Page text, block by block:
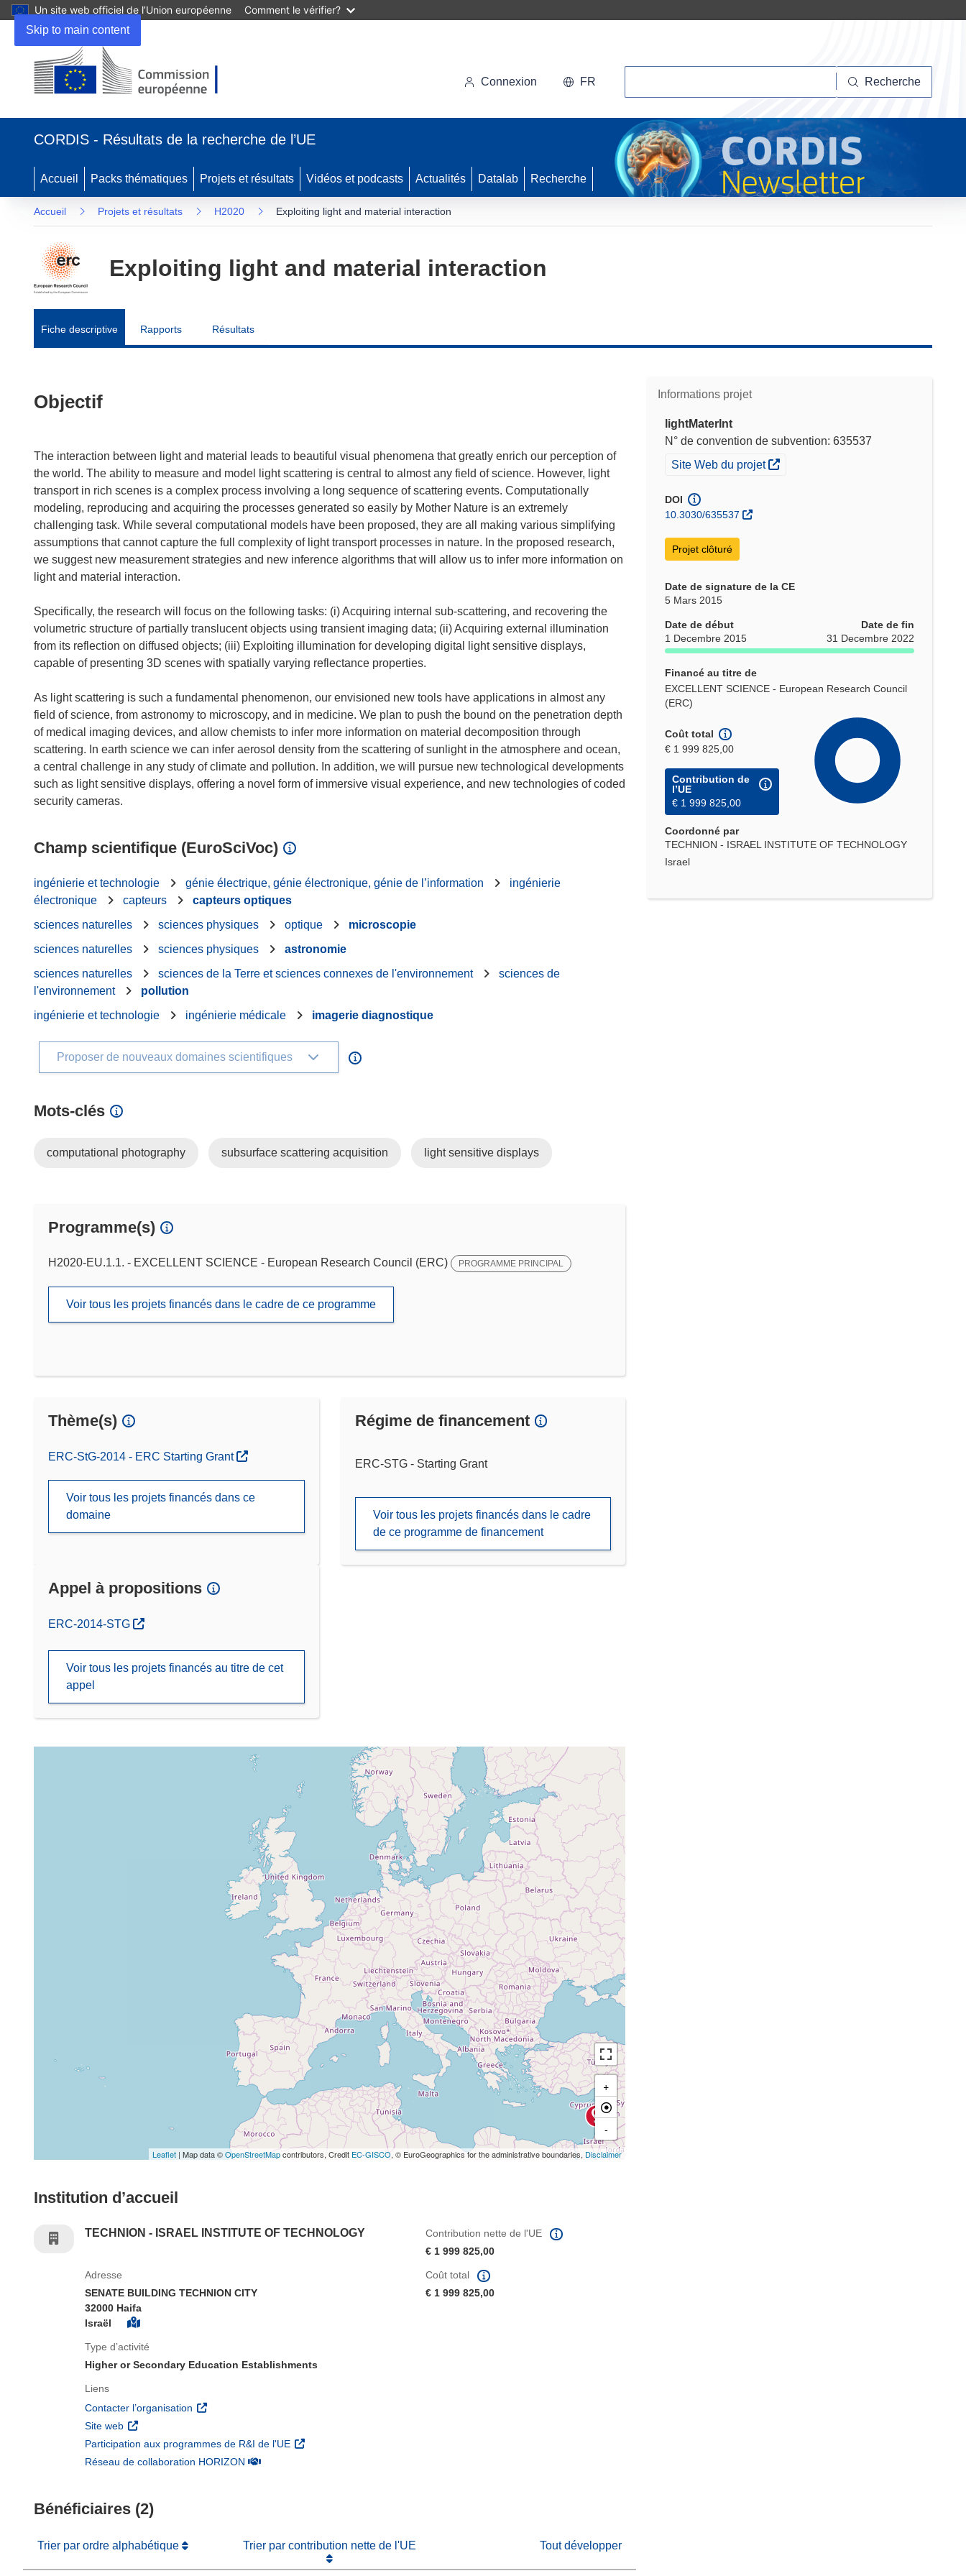
Skip to main content
Un site web officiel de l’Union européenne Comment le vérifier?
Connexion FR Recherche
CORDIS - Résultats de la recherche de l’UE
Accueil Packs thématiques Projets et résultats Vidéos et podcasts Actualités Datalab Recherche
Accueil Projets et résultats H2020 Exploiting light and material interaction
Exploiting light and material interaction
Fiche descriptive Rapports Résultats
Informations projet
lightMaterInt
N° de convention de subvention: 635537
(s’ouvre dans une nouvelle fenêtre)
Site Web du projet
DOI
10.3030/635537
Projet clôturé
Date de signature de la CE
5 Mars 2015
Date de début
1 Decembre 2015
Date de fin
31 Decembre 2022
Financé au titre de
EXCELLENT SCIENCE - European Research Council
(ERC)
Coût total
€ 1 999 825,00
Contribution de
l’UE
€ 1 999 825,00
Coordonné par
TECHNION - ISRAEL INSTITUTE OF TECHNOLOGY
Israel
Objectif
The interaction between light and material leads to beautiful visual phenomena that greatly enrich our perception of
the world. The ability to measure and model light scattering is central to almost any field of science. However, light
transport in rich scenes is a complex process involving a long sequence of scattering events. Computationally
modeling, reproducing and acquiring the processes generated so easily by Mother Nature is an extremely
challenging task. While several computational models have been proposed, they are all making various simplifying
assumptions that cannot capture the full complexity of light transport processes in nature. In the proposed research,
we suggest new measurement strategies and new inference algorithms that will allow us to infer more information on
light and material interaction.
Specifically, the research will focus on the following tasks: (i) Acquiring internal sub-scattering, and recovering the
volumetric structure of partially translucent objects using transient imaging data; (ii) Acquiring external illumination
from its reflection on diffused objects; (iii) Exploiting illumination for developing digital light sensitive displays,
capable of presenting 3D scenes with spatially varying reflectance properties.
As light scattering is such a fundamental phenomenon, our envisioned new tools have applications in almost any
field of science, from astronomy to microscopy, and in medicine. We plan to push the bound on the penetration depth
of medical imaging devices, and allow chemists to infer more information on material decomposition through
scattering. In earth science we can infer aerosol density from the scattering of sunlight in the atmosphere and ocean,
a central challenge in any study of climate and pollution. In addition, we will pursue new technological developments
such as light sensitive displays, offering a novel form of immersive visual experience, and new technologies of coded
Champ scientifique (EuroSciVoc)
ingénierie et technologie génie électrique, génie électronique, génie de l’information
ingénierie
électronique
capteurs
capteurs optiques
sciences naturelles
sciences physiques optique
microscopie
sciences naturelles
sciences physiques
astronomie
sciences naturelles
sciences de la Terre et sciences connexes de l'environnement
sciences de
l'environnement
pollution
ingénierie et technologie
ingénierie médicale imagerie diagnostique
Proposer de nouveaux domaines scientifiques
Mots‑clés
computational photography subsurface scattering acquisition light sensitive displays
Programme(s)
H2020-EU.1.1. - EXCELLENT SCIENCE - European Research Council (ERC) PROGRAMME PRINCIPAL
Voir tous les projets financés dans le cadre de ce programme
Thème(s)
ERC-StG-2014 - ERC Starting Grant
Voir tous les projets financés dans ce
domaine
Régime de financement
ERC-STG - Starting Grant
Voir tous les projets financés dans le cadre
de ce programme de financement
Appel à propositions
(s’ouvre dans une nouvelle fenêtre)
ERC-2014-STG
Voir tous les projets financés au titre de cet
appel
+
-
Leaflet | Map data ©OpenStreetMapcontributors, Credit EC-GISCO, © EuroGeographics for the administrative boundaries, Disclaimer
Institution d’accueil
TECHNION - ISRAEL INSTITUTE OF TECHNOLOGY
Contribution nette de l'UE
€ 1 999 825,00
Adresse
SENATE BUILDING TECHNION CITY
32000 Haifa
Israël
Type d’activité
Higher or Secondary Education Establishments
Liens
Contacter l’organisation (s’ouvre dans une nouvelle fenêtre)
Site web (s’ouvre dans une nouvelle fenêtre)
Participation aux programmes de R&I de l'UE (s’ouvre dans une nouvelle fenêtre)
Réseau de collaboration HORIZON(s’ouvre dans une nouvelle fenêtre)
Coût total
€ 1 999 825,00
Bénéficiaires (2)
Trier par ordre alphabétique Trier par contribution nette de l'UE Tout développer